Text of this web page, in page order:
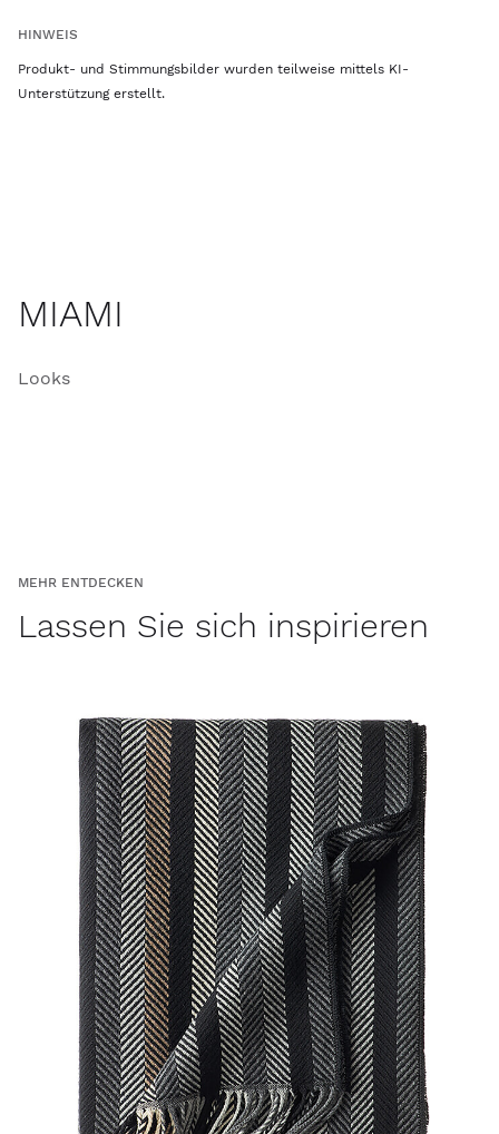
HINWEIS
Produkt- und Stimmungsbilder wurden teilweise mittels KI-
Unterstützung erstellt.
MIAMI
Looks
MEHR ENTDECKEN
Lassen Sie sich inspirieren